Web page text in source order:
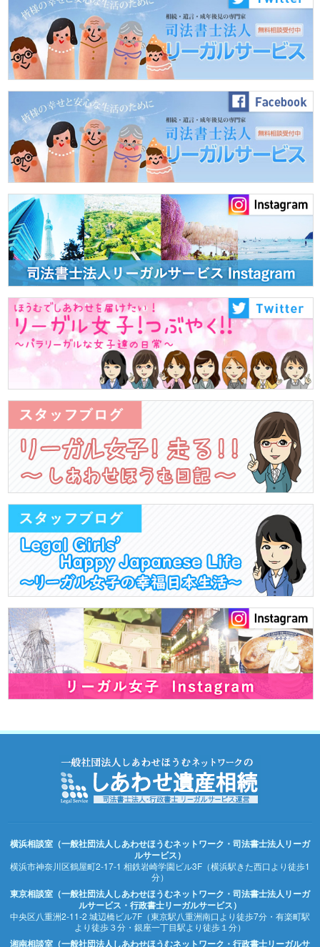
横浜相談室（一般社団法人しあわせほうむネットワーク・司法書士法人リーガ
ルサービス）
横浜市神奈川区鶴屋町2-17-1 相鉄岩崎学園ビル3F（横浜駅きた西口より徒歩1
分）
東京相談室（一般社団法人しあわせほうむネットワーク・司法書士法人リーガ
ルサービス・行政書士リーガルサービス）
中央区八重洲2-11-2 城辺橋ビル7F（東京駅八重洲南口より徒歩7分・有楽町駅
より徒歩３分・銀座一丁目駅より徒歩１分）
湘南相談室（一般社団法人しあわせほうむネットワーク・行政書士リーガルサ